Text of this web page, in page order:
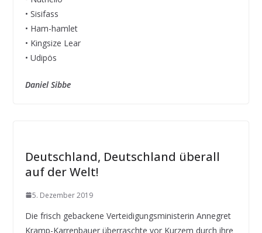
• Sisifass
• Ham-hamlet
• Kingsize Lear
• Udipös
Daniel Sibbe
Deutschland, Deutschland überall
auf der Welt!
5. Dezember 2019
Die frisch gebackene Verteidigungsministerin Annegret
Kramp-Karrenbauer überraschte vor Kurzem durch ihre